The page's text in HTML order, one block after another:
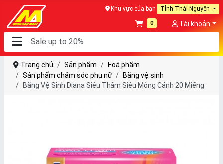
Khu vực của bạn Tỉnh Thái Nguyên
0 Tài khoản
Trang chủ Sản phẩm
Hoá phẩm
Sản phẩm chăm sóc phụ nữ
Băng vệ sinh
Băng Vệ Sinh Diana Siêu Thấm Siêu Mỏng Cánh 20 Miếng